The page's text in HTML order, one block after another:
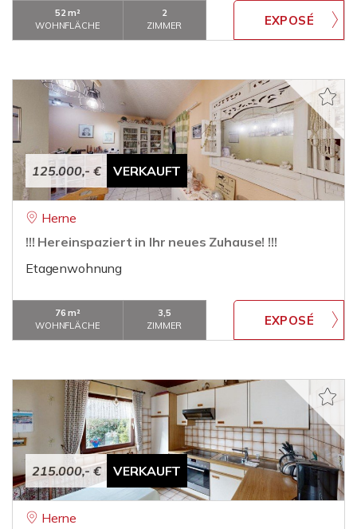
52 m²
WOHNFLÄCHE
2
ZIMMER
125.000,- € VERKAUFT
Herne
!!! Hereinspaziert in Ihr neues Zuhause! !!!
Etagenwohnung
76 m²
WOHNFLÄCHE
3,5
ZIMMER
215.000,- € VERKAUFT
Herne